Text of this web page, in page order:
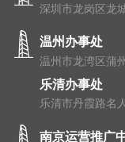
深圳市龙岗区龙
温州办事处
温州市⻰湾区蒲
乐清办事处
乐清市丹霞路名
南京运营推广